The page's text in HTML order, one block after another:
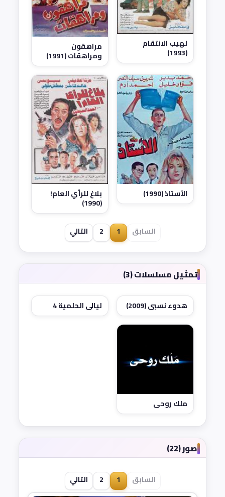
لهيب الانتقام
(1993) مراهقون
ومراهقات (1991)
الأستاذ (1990) بلاغ للرأي العام!
(1990)
السابق 1
2 التالي
تمثيل مسلسلات (3)
هدوء نسبي (2009) ليالي الحلمية 4
ملك روحي
صور (22)
السابق 1
2 التالي